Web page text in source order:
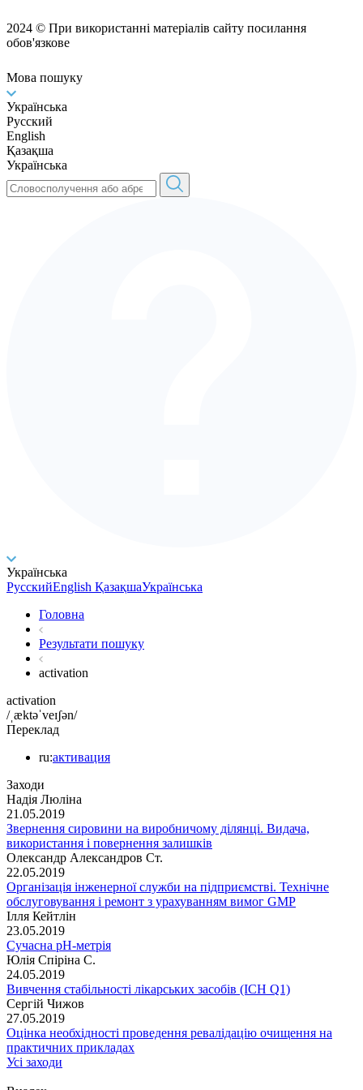
2024 © При використанні матеріалів сайту посилання
обов'язкове
Мова пошуку
Українська
Русский
English
Қазақша
Українська
Українська
РусскийEnglish ҚазақшаУкраїнська
Головна
Результати пошуку
activation
activation
/ˌæktəˈveɪʃən/
Переклад
ru:активация
Заходи
Надія Люліна
21.05.2019
Звернення сировини на виробничому ділянці. Видача,
використання і повернення залишків
Олександр Александров Ст.
22.05.2019
Організація інженерної служби на підприємстві. Технічне
обслуговування і ремонт з урахуванням вимог GMP
Ілля Кейтлін
23.05.2019
Сучасна рН-метрія
Юлія Спіріна С.
24.05.2019
Вивчення стабільності лікарських засобів (ICH Q1)
Сергій Чижов
27.05.2019
Оцінка необхідності проведення ревалідацію очищення на
практичних прикладах
Усі заходи